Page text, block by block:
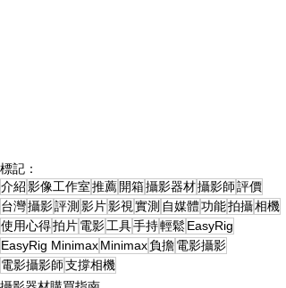
標記：
介紹影像工作室推薦開箱攝影器材攝影師評價
台灣攝影評測影片影視 實測 自媒體功能拍攝相機
使用心得拍片電影工具手持輕鬆EasyRig
EasyRig MinimaxMinimax負擔電影攝影
電影攝影師支撐相機